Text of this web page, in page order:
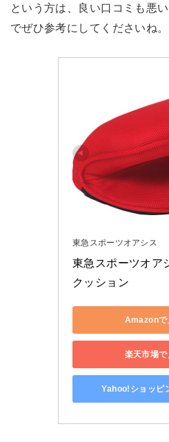
という方は、良い口コミも悪
でぜひ参考にしてくださいね。
東急スポーツオアシス
東急スポーツオア
クッション
Amazonで
楽天市場で
Yahoo!ショッピ